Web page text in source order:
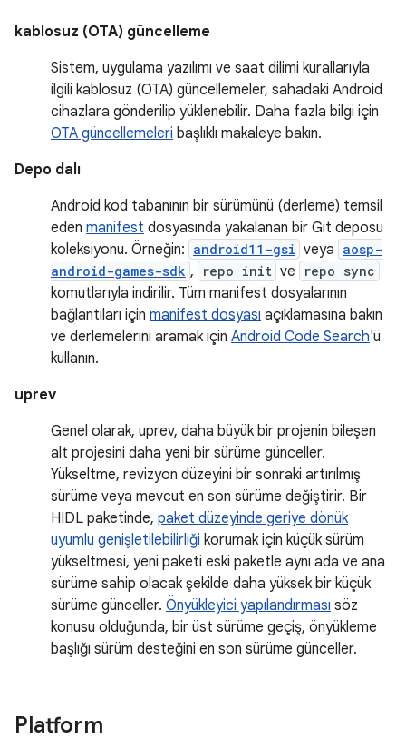
kablosuz (OTA) güncelleme
Sistem, uygulama yazılımı ve saat dilimi kurallarıyla
ilgili kablosuz (OTA) güncellemeler, sahadaki Android
cihazlara gönderilip yüklenebilir. Daha fazla bilgi için
OTA güncellemeleri başlıklı makaleye bakın.
Depo dalı
Android kod tabanının bir sürümünü (derleme) temsil
eden manifest dosyasında yakalanan bir Git deposu
koleksiyonu. Örneğin: android11-gsi veya aosp-
android-games-sdk , repo init ve repo sync
komutlarıyla indirilir. Tüm manifest dosyalarının
bağlantıları için manifest dosyası açıklamasına bakın
ve derlemelerini aramak için Android Code Search'ü
kullanın.
uprev
Genel olarak, uprev, daha büyük bir projenin bileşen
alt projesini daha yeni bir sürüme günceller.
Yükseltme, revizyon düzeyini bir sonraki artırılmış
sürüme veya mevcut en son sürüme değiştirir. Bir
HIDL paketinde, paket düzeyinde geriye dönük
uyumlu genişletilebilirliği korumak için küçük sürüm
yükseltmesi, yeni paketi eski paketle aynı ada ve ana
sürüme sahip olacak şekilde daha yüksek bir küçük
sürüme günceller. Önyükleyici yapılandırması söz
konusu olduğunda, bir üst sürüme geçiş, önyükleme
başlığı sürüm desteğini en son sürüme günceller.
Platform